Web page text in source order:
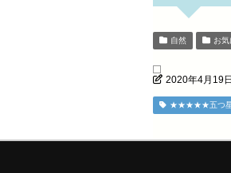
自然 お
2020年4月19日
★★★★★五つ